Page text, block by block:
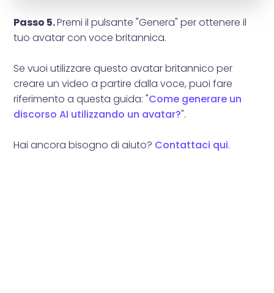
Passo 5.Premi il pulsante "Genera" per ottenere il
tuo avatar con voce britannica.
Se vuoi utilizzare questo avatar britannico per
creare un video a partire dalla voce, puoi fare
riferimento a questa guida: "Come generare un
discorso AI utilizzando un avatar?".
Hai ancora bisogno di aiuto? Contattaci qui.